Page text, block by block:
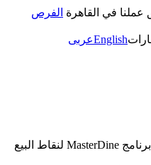
عملنا في القاهرة الفرص
Englishعربى
برنامج MasterDine لنقاط البيع